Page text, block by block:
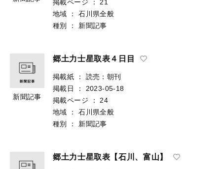
掲載ページ
：
21
地域
：
石川県全般
種別
： 新聞記事
新聞記事
郷土力士星取表４日目
掲載紙 ：
読売：朝刊
掲載日
：
2023-05-18
掲載ページ
：
24
地域
：
石川県全般
種別
： 新聞記事
郷土力士星取表【石川、富山】